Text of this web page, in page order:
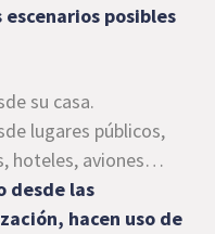
posibles
su casa.
lugares públicos,
hoteles, aviones…
desde las
hacen uso de